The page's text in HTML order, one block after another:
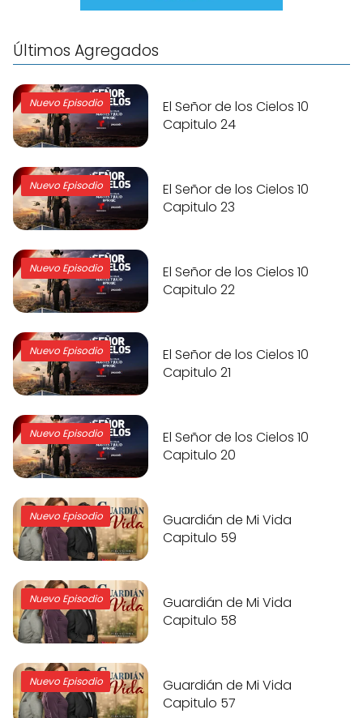
Últimos Agregados
Nuevo Episodio
El Señor de los Cielos 10
Capitulo 24
Nuevo Episodio
El Señor de los Cielos 10
Capitulo 23
Nuevo Episodio
El Señor de los Cielos 10
Capitulo 22
Nuevo Episodio
El Señor de los Cielos 10
Capitulo 21
Nuevo Episodio
El Señor de los Cielos 10
Capitulo 20
Nuevo Episodio
Guardián de Mi Vida
Capitulo 59
Nuevo Episodio
Guardián de Mi Vida
Capitulo 58
Nuevo Episodio
Guardián de Mi Vida
Capitulo 57